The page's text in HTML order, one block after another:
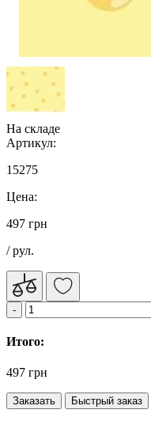
На складе
Артикул:
15275
Цена:
497 грн
/ рул.
Итого:
497 грн
Заказать Быстрый заказ